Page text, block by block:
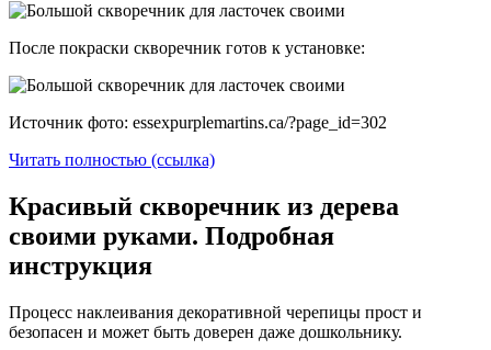
После покраски скворечник готов к установке:
Источник фото: essexpurplemartins.ca/?page_id=302
Читать полностью (ссылка)
Красивый скворечник из дерева
своими руками. Подробная
инструкция
Процесс наклеивания декоративной черепицы прост и
безопасен и может быть доверен даже дошкольнику.